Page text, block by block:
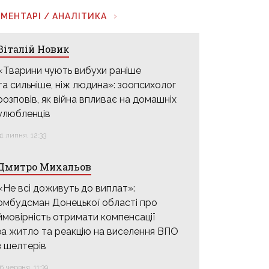
/ АНАЛІТИКА
Новик
чують вибухи раніше
сильніше, ніж людина»: зоопсихолог
як війна впливає на домашніх
липня, 12:33
Михальов
всі доживуть до виплат»:
Донецької області про
отримати компенсації
житло та реакцію на виселення ВПО
шелтерів
червня, 11:39